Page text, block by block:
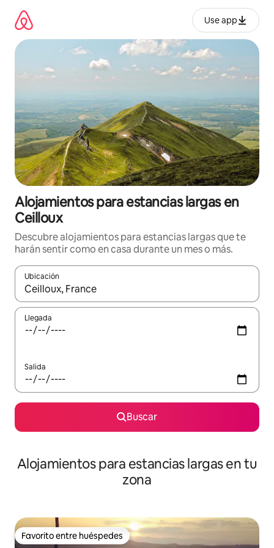
contenido
Use app
Alojamientos para estancias largas en
Ceilloux
Descubre alojamientos para estancias largas que te
harán sentir como en casa durante un mes o más.
Ubicación
Cuando los resultados estén disponibles, podrás navegar
Llegada
Salida
Buscar
Alojamientos para estancias largas en tu
zona
Favorito entre huéspedes
Favorito entre huéspedes